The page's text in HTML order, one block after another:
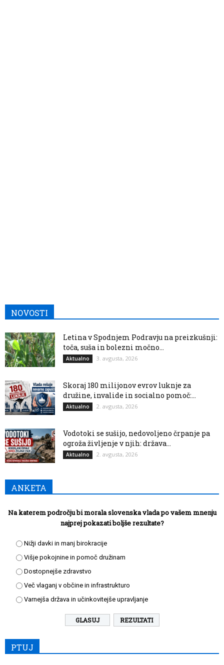
NOVOSTI
Letina v Spodnjem Podravju na preizkušnji:
toča, suša in bolezni močno...
Aktualno 3. avgusta, 2026
Skoraj 180 milijonov evrov luknje za
družine, invalide in socialno pomoč:...
Aktualno 2. avgusta, 2026
Vodotoki se sušijo, nedovoljeno črpanje pa
ogroža življenje v njih: država...
Aktualno 2. avgusta, 2026
ANKETA
Na katerem področju bi morala slovenska vlada po vašem mnenju
najprej pokazati boljše rezultate?
Nižji davki in manj birokracije
Višje pokojnine in pomoč družinam
Dostopnejše zdravstvo
Več vlaganj v občine in infrastrukturo
Varnejša država in učinkovitejše upravljanje
REZULTATI
PTUJ